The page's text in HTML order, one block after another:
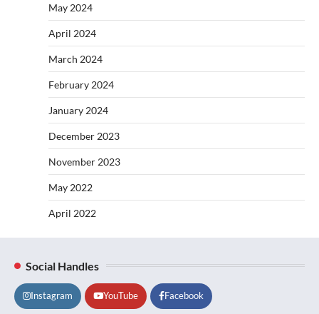
May 2024
April 2024
March 2024
February 2024
January 2024
December 2023
November 2023
May 2022
April 2022
Social Handles
Instagram YouTube Facebook